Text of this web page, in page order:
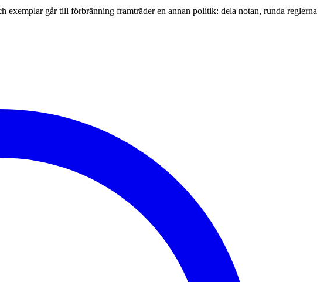
exemplar går till förbränning framträder en annan politik: dela notan, runda reglerna